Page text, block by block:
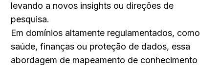
levando a novos insights ou direções de
pesquisa.
Em domínios altamente regulamentados, como
saúde, finanças ou proteção de dados, essa
abordagem de mapeamento de conhecimento